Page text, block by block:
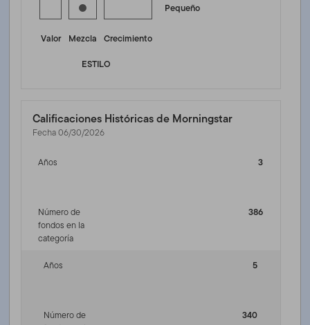
Pequeño
Valor Mezcla
Crecimiento
ESTILO
Calificaciones Históricas de Morningstar
Fecha 06/30/2026
Años 3
Número de
fondos en la
categoría
386
Años 5
Número de
340